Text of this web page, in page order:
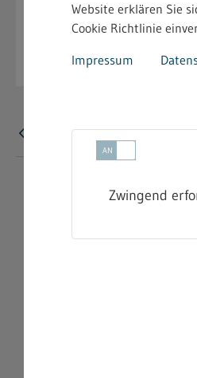
Fehler
Website erklären Sie
Cookie Richtlinie
Impressum
Zwingend